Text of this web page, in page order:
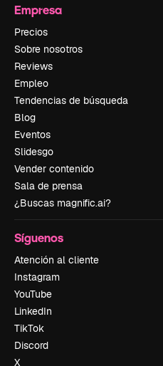
Empresa
Precios
Sobre nosotros
Reviews
Empleo
Tendencias de búsqueda
Blog
Eventos
Slidesgo
Vender contenido
Sala de prensa
¿Buscas magnific.ai?
Síguenos
Atención al cliente
Instagram
YouTube
LinkedIn
TikTok
Discord
X